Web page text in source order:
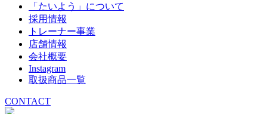
「たいよう」について
採用情報
トレーナー事業
店舗情報
会社概要
Instagram
取扱商品一覧
CONTACT